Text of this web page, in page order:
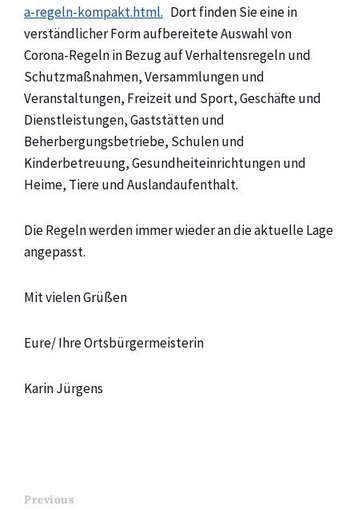
a-regeln-kompakt.html. Dort finden Sie eine in
verständlicher Form aufbereitete Auswahl von
Corona-Regeln in Bezug auf Verhaltensregeln und
Schutzmaßnahmen, Versammlungen und
Veranstaltungen, Freizeit und Sport, Geschäfte und
Dienstleistungen, Gaststätten und
Beherbergungsbetriebe, Schulen und
Kinderbetreuung, Gesundheiteinrichtungen und
Heime, Tiere und Auslandaufenthalt.
Die Regeln werden immer wieder an die aktuelle Lage
angepasst.
Mit vielen Grüßen
Eure/ Ihre Ortsbürgermeisterin
Karin Jürgens
Previous